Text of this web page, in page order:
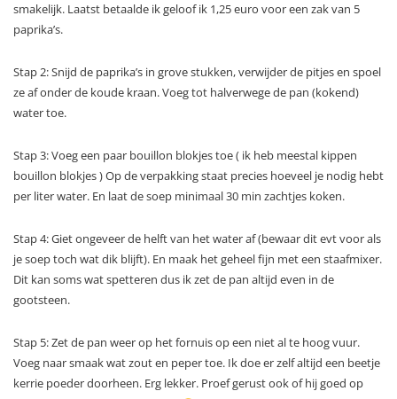
smakelijk. Laatst betaalde ik geloof ik 1,25 euro voor een zak van 5
paprika’s.
Stap 2: Snijd de paprika’s in grove stukken, verwijder de pitjes en spoel
ze af onder de koude kraan. Voeg tot halverwege de pan (kokend)
water toe.
Stap 3: Voeg een paar bouillon blokjes toe ( ik heb meestal kippen
bouillon blokjes ) Op de verpakking staat precies hoeveel je nodig hebt
per liter water. En laat de soep minimaal 30 min zachtjes koken.
Stap 4: Giet ongeveer de helft van het water af (bewaar dit evt voor als
je soep toch wat dik blijft). En maak het geheel fijn met een staafmixer.
Dit kan soms wat spetteren dus ik zet de pan altijd even in de
gootsteen.
Stap 5: Zet de pan weer op het fornuis op een niet al te hoog vuur.
Voeg naar smaak wat zout en peper toe. Ik doe er zelf altijd een beetje
kerrie poeder doorheen. Erg lekker. Proef gerust ook of hij goed op